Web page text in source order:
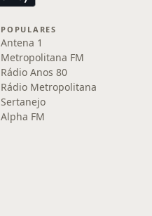
POPULARES
Antena 1
Metropolitana FM
Rádio Anos 80
Rádio Metropolitana
Sertanejo
Alpha FM